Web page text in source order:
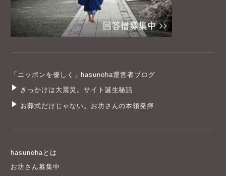
「ニッポンを優しく」hasunoha運営者ブログ
きっかけは大震災。サイト誕生秘話
お葬式だけじゃない。お坊さんの本領発揮
hasunohaとは
お坊さん募集中